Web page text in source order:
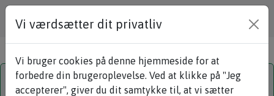
Login
Vi værdsætter dit privatliv
Vi bruger cookies på denne hjemmeside for at
forbedre din brugeroplevelse. Ved at klikke på "Jeg
accepterer", giver du dit samtykke til, at vi sætter